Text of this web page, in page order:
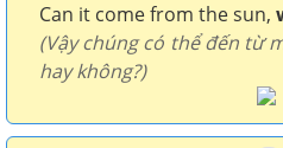
Can it come from the sun,
(Vậy chúng có thể đến từ
hay không?)